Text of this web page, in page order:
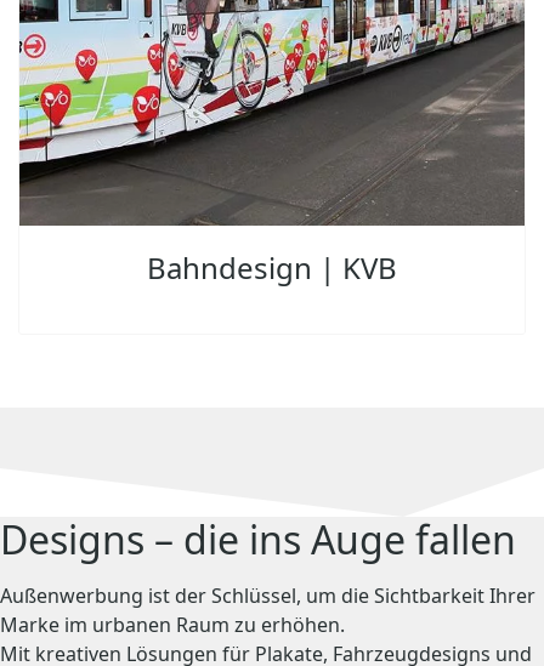
Bahndesign | KVB
Designs – die ins Auge fallen
Außenwerbung ist der Schlüssel, um die Sichtbarkeit Ihrer
Marke im urbanen Raum zu erhöhen.
Mit kreativen Lösungen für Plakate, Fahrzeugdesigns und